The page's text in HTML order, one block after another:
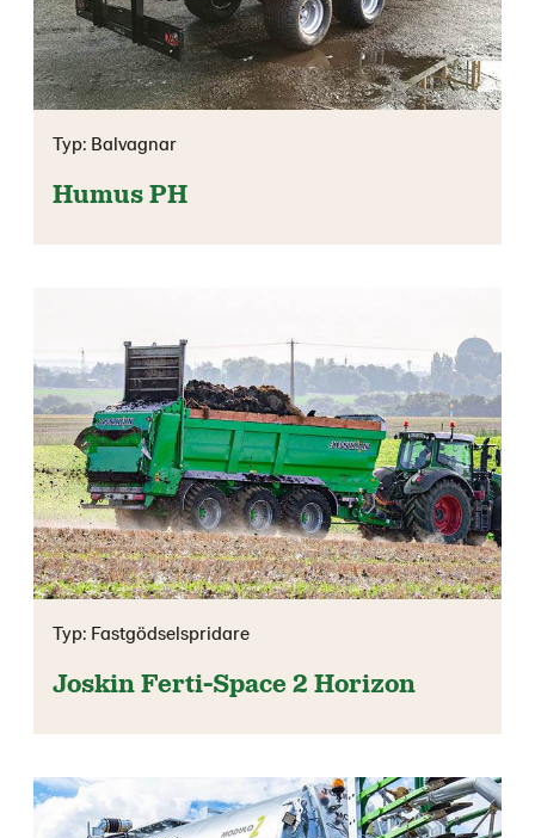
Typ: Balvagnar
Humus PH
Typ: Fastgödselspridare
Joskin Ferti-Space 2 Horizon